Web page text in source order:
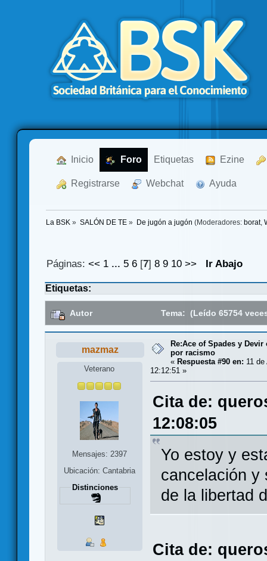
Inicio Foro Etiquetas Ezine
Registrarse Webchat Ayuda
La BSK » SALÓN DE TE » De jugón a jugón (Moderadores: borat,
Páginas:<< 1 ... 5 6 [7]8 9 10 >> Ir Abajo
Etiquetas:
Autor Tema: (Leído 65754
mazmaz
Veterano
Mensajes: 2397
Ubicación: Cantabria
Distinciones
Re:Ace of Spades y
por racismo
« Respuesta #90 en: 11
12:12:51 »
Cita de:
12:08:05
Yo estoy y
cancelación y
de la libertad
Cita de: